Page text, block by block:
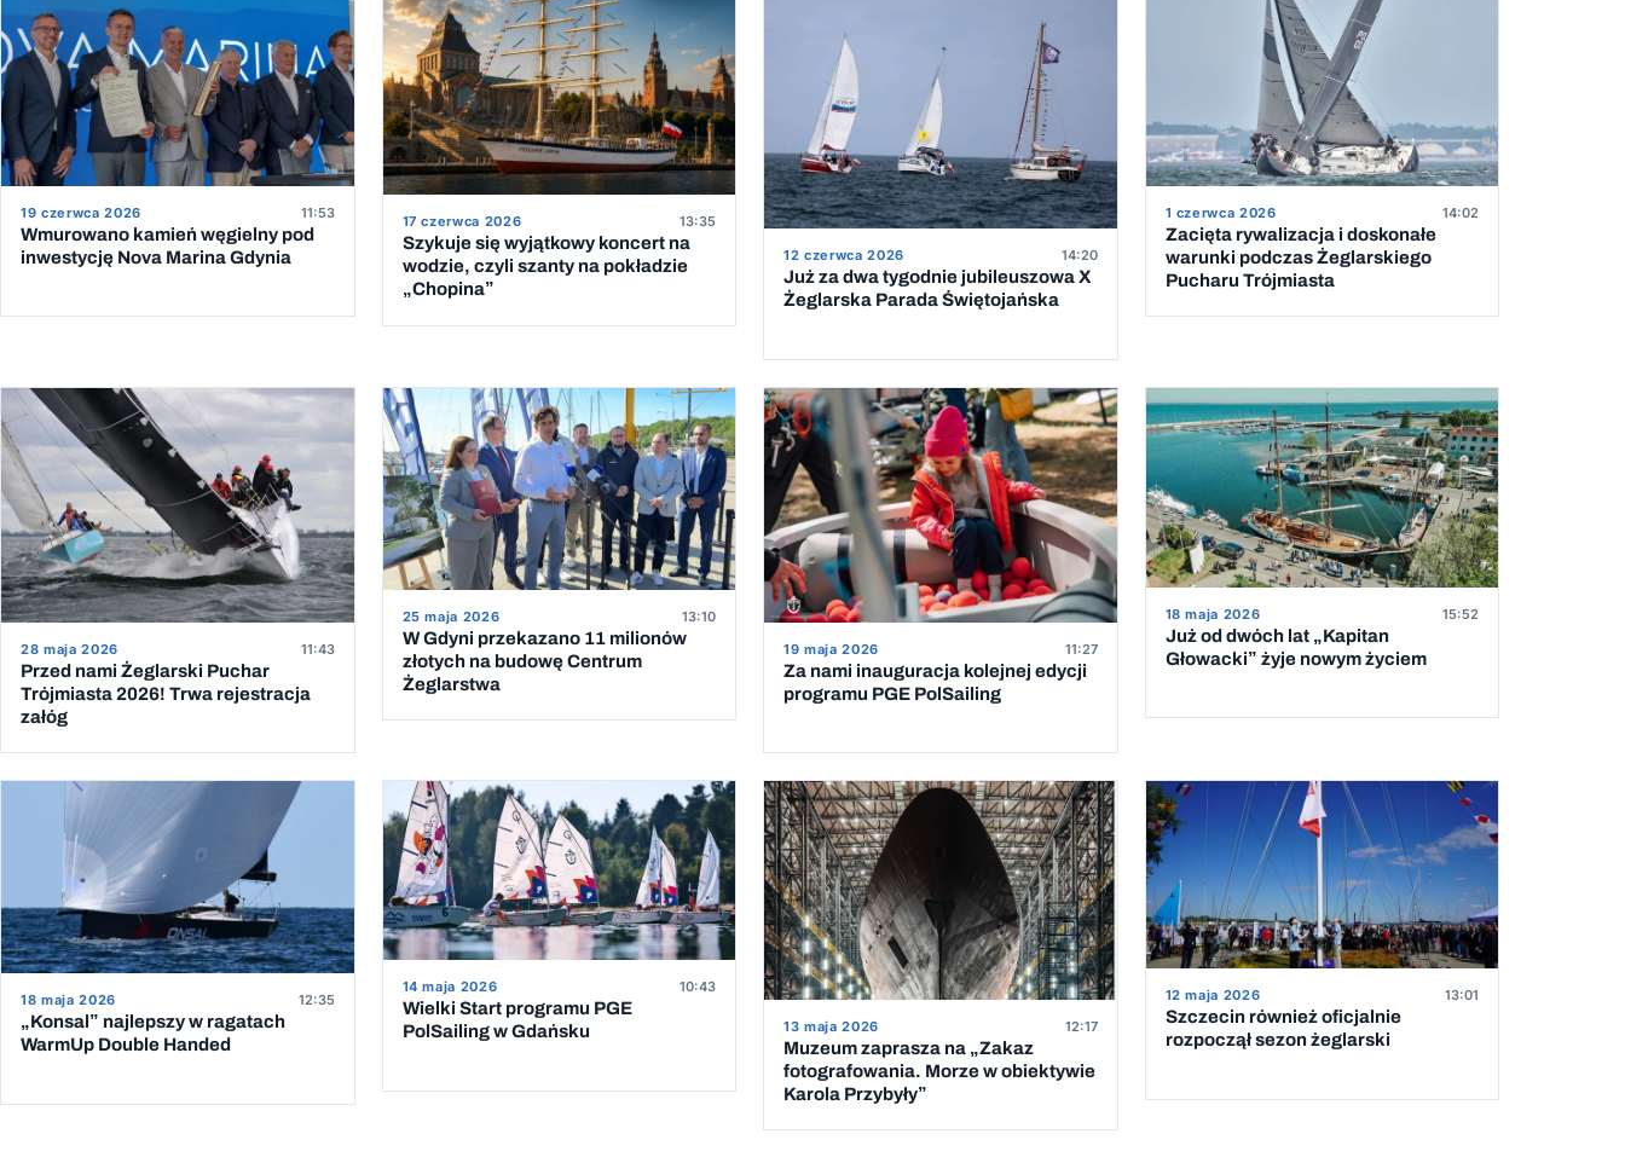
19 czerwca 2026 11:53
Wmurowano kamień węgielny pod
inwestycję Nova Marina Gdynia
17 czerwca 2026 13:35
Szykuje się wyjątkowy koncert na
wodzie, czyli szanty na pokładzie
„Chopina”
12 czerwca 2026 14:20
Już za dwa tygodnie jubileuszowa X
Żeglarska Parada Świętojańska
1 czerwca 2026 14:02
Zacięta rywalizacja i doskonałe
warunki podczas Żeglarskiego
Pucharu Trójmiasta
28 maja 2026 11:43
Przed nami Żeglarski Puchar
Trójmiasta 2026! Trwa rejestracja
załóg
25 maja 2026 13:10
W Gdyni przekazano 11 milionów
złotych na budowę Centrum
Żeglarstwa
19 maja 2026 11:27
Za nami inauguracja kolejnej edycji
programu PGE PolSailing
18 maja 2026 15:52
Już od dwóch lat „Kapitan
Głowacki” żyje nowym życiem
18 maja 2026 12:35
„Konsal” najlepszy w ragatach
WarmUp Double Handed
14 maja 2026 10:43
Wielki Start programu PGE
PolSailing w Gdańsku
13 maja 2026 12:17
Muzeum zaprasza na „Zakaz
fotografowania. Morze w obiektywie
Karola Przybyły”
12 maja 2026 13:01
Szczecin również oficjalnie
rozpoczął sezon żeglarski